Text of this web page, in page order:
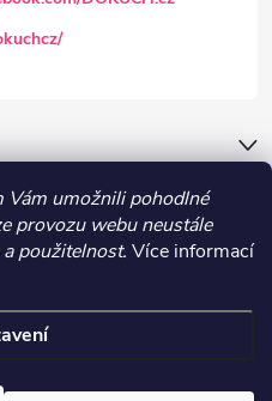
Vám umožnili pohodlné
provozu webu neustále
použitelnost. Více informací